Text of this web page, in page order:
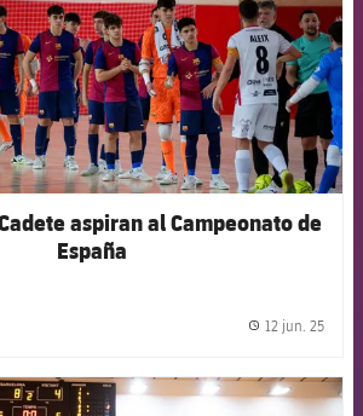
aspiran al Campeonato de
España
12 jun. 25
FCB Barcelona badge